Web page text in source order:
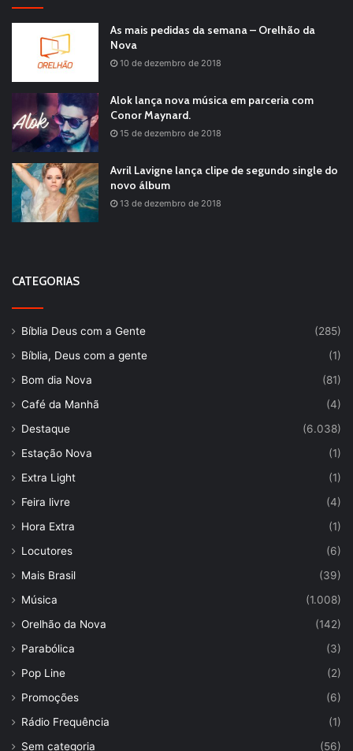
As mais pedidas da semana – Orelhão da
Nova
10 de dezembro de 2018
Alok lança nova música em parceria com
Conor Maynard.
15 de dezembro de 2018
Avril Lavigne lança clipe de segundo single do
novo álbum
13 de dezembro de 2018
CATEGORIAS
Bíblia Deus com a Gente
(285)
Bíblia, Deus com a gente
(1)
Bom dia Nova
(81)
Café da Manhã
(4)
Destaque
(6.038)
Estação Nova
(1)
Extra Light
(1)
Feira livre
(4)
Hora Extra
(1)
Locutores
(6)
Mais Brasil
(39)
Música
(1.008)
Orelhão da Nova
(142)
Parabólica
(3)
Pop Line
(2)
Promoções
(6)
Rádio Frequência
(1)
Sem categoria
(56)